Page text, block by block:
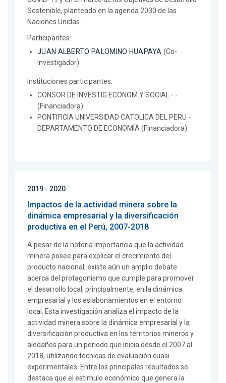
Sostenible, planteado en la agenda 2030 de las
Naciones Unidas.
Participantes:
JUAN ALBERTO PALOMINO HUAPAYA (Co-
Investigador)
Instituciones participantes:
CONSOR.DE INVESTIG.ECONOM.Y SOCIAL - -
(Financiadora)
PONTIFICIA UNIVERSIDAD CATOLICA DEL PERU -
DEPARTAMENTO DE ECONOMÍA (Financiadora)
2019 - 2020
Impactos de la actividad minera sobre la
dinámica empresarial y la diversificación
productiva en el Perú, 2007-2018
A pesar de la notoria importancia que la actividad
minera posee para explicar el crecimiento del
producto nacional, existe aún un amplio debate
acerca del protagonismo que cumple para promover
el desarrollo local, principalmente, en la dinámica
empresarial y los eslabonamientos en el entorno
local. Esta investigación analiza el impacto de la
actividad minera sobre la dinámica empresarial y la
diversificación productiva en los territorios mineros y
aledaños para un periodo que inicia desde el 2007 al
2018, utilizando técnicas de evaluación cuasi-
experimentales. Entre los principales resultados se
destaca que el estimulo económico que genera la